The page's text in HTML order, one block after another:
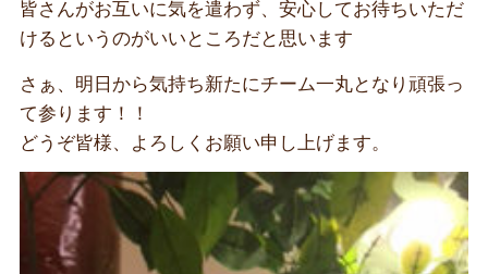
皆さんがお互いに気を遣わず、安心してお待ちいただ
けるというのがいいところだと思います
さぁ、明日から気持ち新たにチーム一丸となり頑張っ
て参ります！！
どうぞ皆様、よろしくお願い申し上げます。